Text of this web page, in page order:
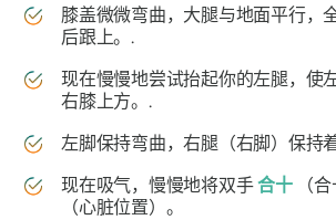
膝盖微微弯曲，大腿与地面平行，
后跟上。.
现在慢慢地尝试抬起你的左腿，使
右膝上方。.
左脚保持弯曲，右腿（右脚）保持
现在吸气，慢慢地将双手合十（合
（心脏位置）。